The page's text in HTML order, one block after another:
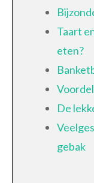
Taart
eten?
De
gebak